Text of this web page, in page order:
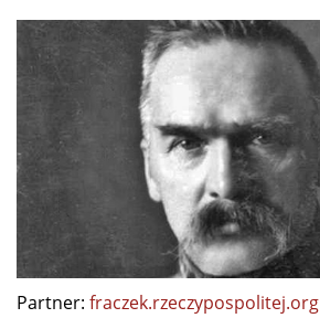
Partner: fraczek.rzeczypospolitej.org